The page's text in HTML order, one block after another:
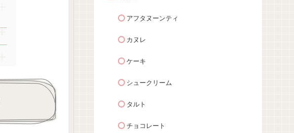
アフタヌーンティ
カヌレ
ケーキ
シュークリーム
タルト
チョコレート